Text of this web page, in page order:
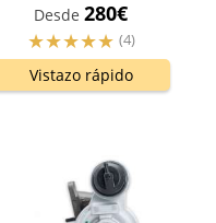
Desde 280€
(4)
Vistazo rápido